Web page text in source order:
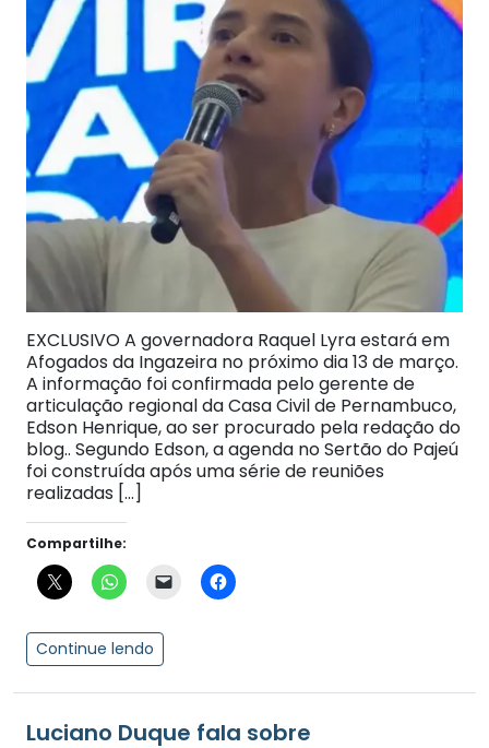
EXCLUSIVO A governadora Raquel Lyra estará em
Afogados da Ingazeira no próximo dia 13 de março.
A informação foi confirmada pelo gerente de
articulação regional da Casa Civil de Pernambuco,
Edson Henrique, ao ser procurado pela redação do
blog.. Segundo Edson, a agenda no Sertão do Pajeú
foi construída após uma série de reuniões
realizadas […]
Compartilhe:
Continue lendo
Luciano Duque fala sobre